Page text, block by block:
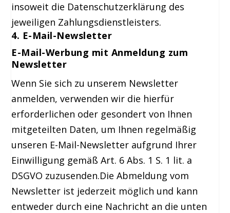
insoweit die Datenschutzerklärung des
jeweiligen Zahlungsdienstleisters.
4. E-Mail-Newsletter
E-Mail-Werbung mit Anmeldung zum
Newsletter
Wenn Sie sich zu unserem Newsletter
anmelden, verwenden wir die hierfür
erforderlichen oder gesondert von Ihnen
mitgeteilten Daten, um Ihnen regelmäßig
unseren E-Mail-Newsletter aufgrund Ihrer
Einwilligung gemäß Art. 6 Abs. 1 S. 1 lit. a
DSGVO zuzusenden.Die Abmeldung vom
Newsletter ist jederzeit möglich und kann
entweder durch eine Nachricht an die unten